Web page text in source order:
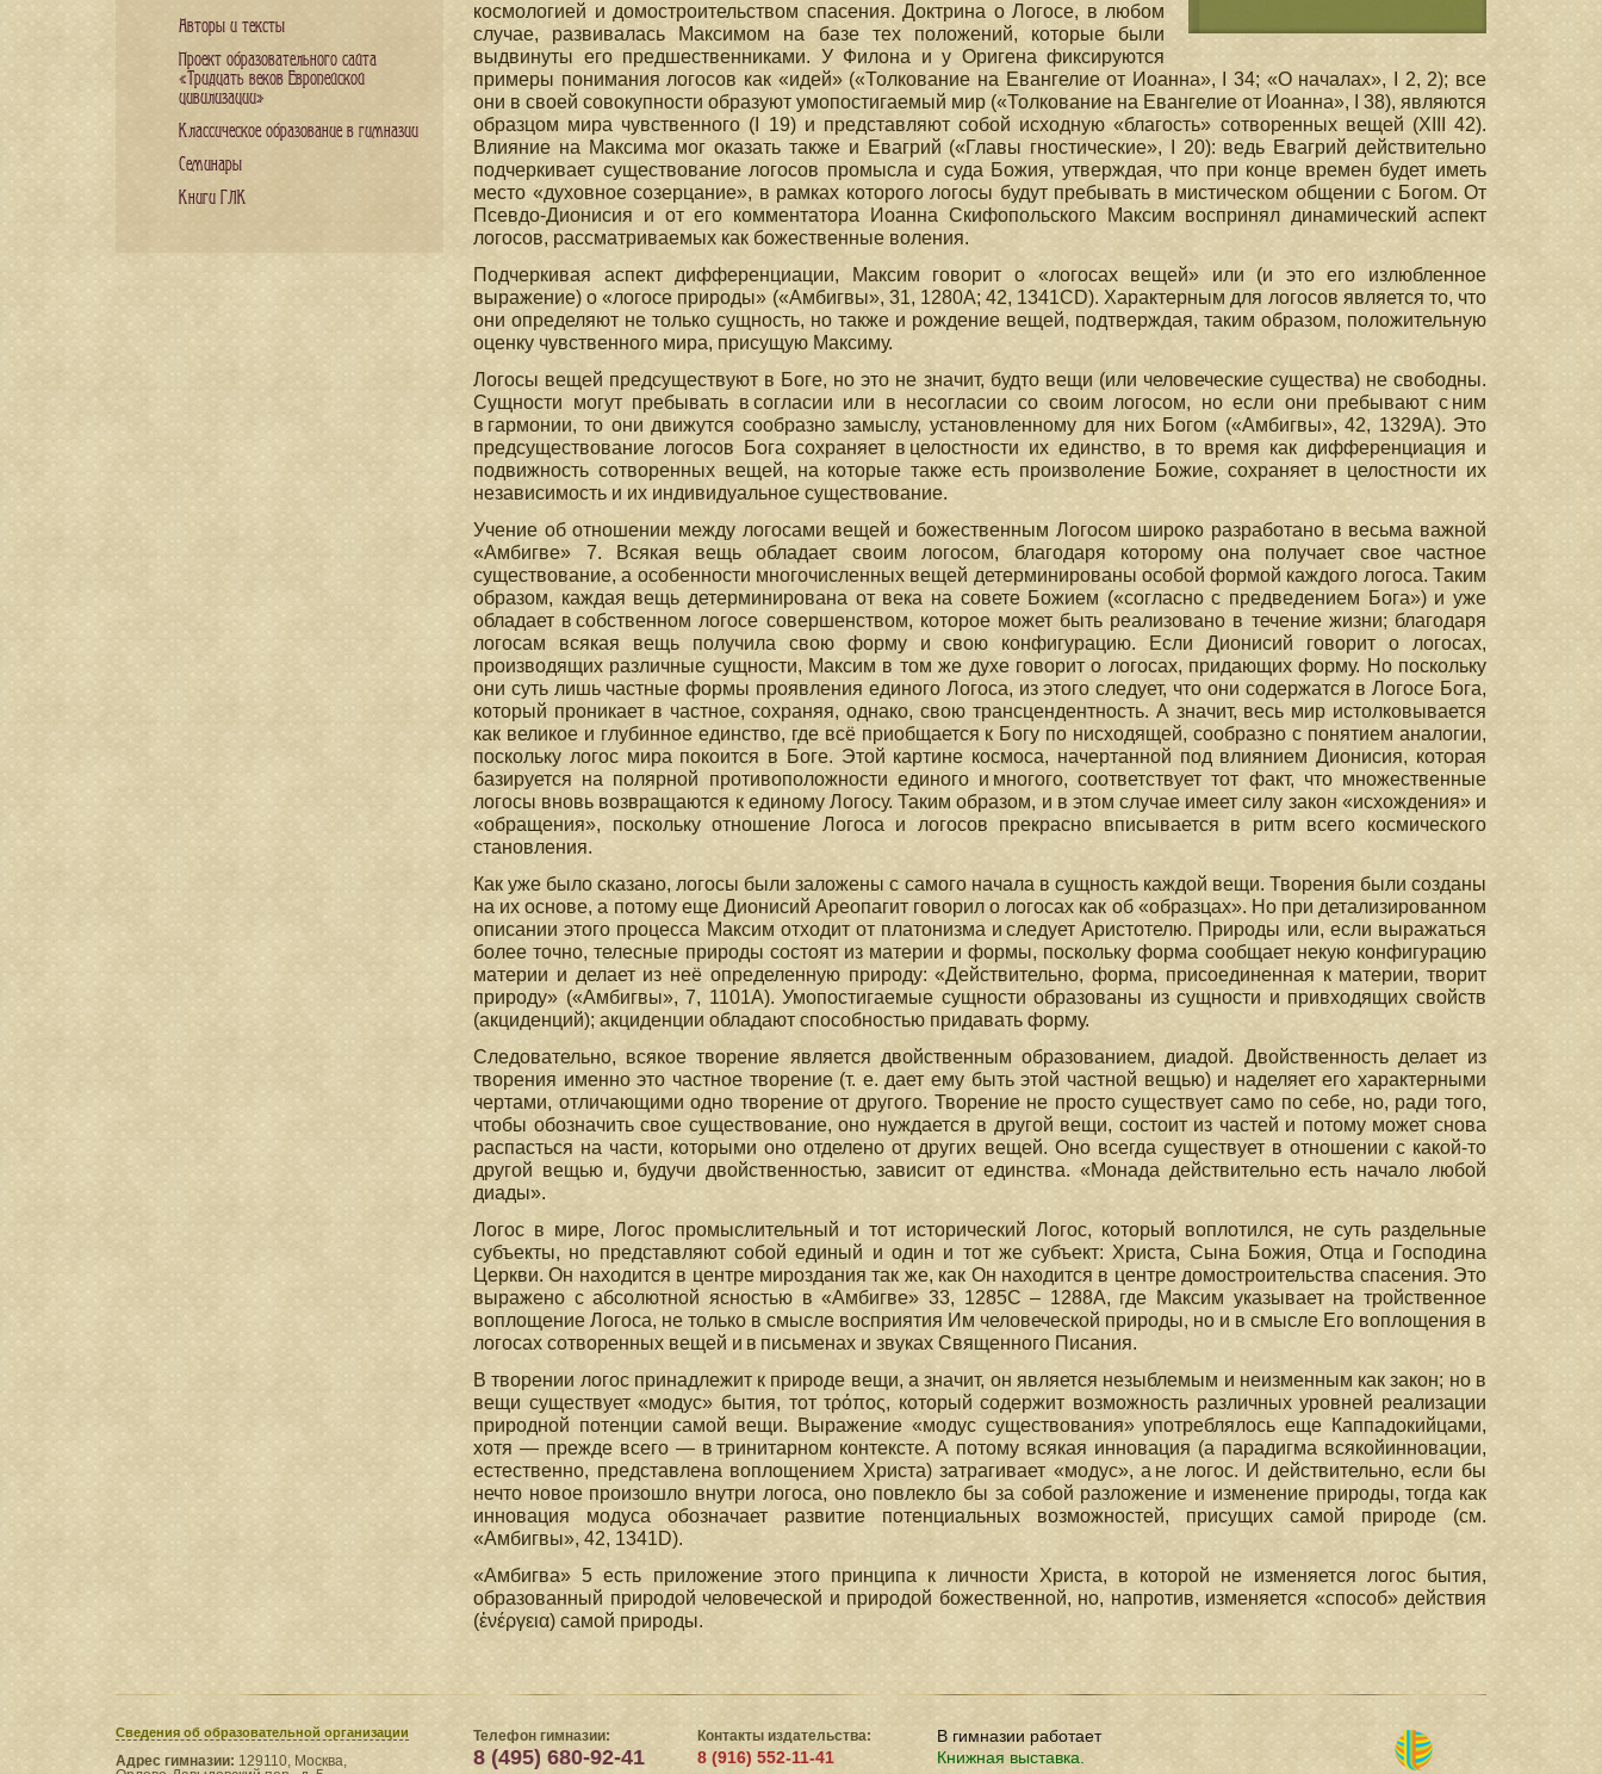
космологией и домостроительством спасения. Доктрина о Логосе, в любом
случае, развивалась Максимом на базе тех положений, которые были
выдвинуты его предшественниками. У Филона и у Оригена фиксируются
примеры понимания логосов как «идей» («Толкование на Евангелие от Иоанна», I 34; «О началах», I 2, 2); все
они в своей совокупности образуют умопостигаемый мир («Толкование на Евангелие от Иоанна», I 38), являются
образцом мира чувственного (I 19) и представляют собой исходную «благость» сотворенных вещей (XIII 42).
Влияние на Максима мог оказать также и Евагрий («Главы гностические», I 20): ведь Евагрий действительно
подчеркивает существование логосов промысла и суда Божия, утверждая, что при конце времен будет иметь
место «духовное созерцание», в рамках которого логосы будут пребывать в мистическом общении с Богом. От
Псевдо-Дионисия и от его комментатора Иоанна Скифопольского Максим воспринял динамический аспект
логосов, рассматриваемых как божественные воления.
Подчеркивая аспект дифференциации, Максим говорит о «логосах вещей» или (и это его излюбленное
выражение) о «логосе природы» («Амбигвы», 31, 1280А; 42, 1341СD). Характерным для логосов является то, что
они определяют не только сущность, но также и рождение вещей, подтверждая, таким образом, положительную
оценку чувственного мира, присущую Максиму.
Логосы вещей предсуществуют в Боге, но это не значит, будто вещи (или человеческие существа) не свободны.
Сущности могут пребывать в согласии или в несогласии со своим логосом, но если они пребывают с ним
в гармонии, то они движутся сообразно замыслу, установленному для них Богом («Амбигвы», 42, 1329А). Это
предсуществование логосов Бога сохраняет в целостности их единство, в то время как дифференциация и
подвижность сотворенных вещей, на которые также есть произволение Божие, сохраняет в целостности их
независимость и их индивидуальное существование.
Учение об отношении между логосами вещей и божественным Логосом широко разработано в весьма важной
«Амбигве» 7. Всякая вещь обладает своим логосом, благодаря которому она получает свое частное
существование, а особенности многочисленных вещей детерминированы особой формой каждого логоса. Таким
образом, каждая вещь детерминирована от века на совете Божием («согласно с предведением Бога») и уже
обладает в собственном логосе совершенством, которое может быть реализовано в течение жизни; благодаря
логосам всякая вещь получила свою форму и свою конфигурацию. Если Дионисий говорит о логосах,
производящих различные сущности, Максим в том же духе говорит о логосах, придающих форму. Но поскольку
они суть лишь частные формы проявления единого Логоса, из этого следует, что они содержатся в Логосе Бога,
который проникает в частное, сохраняя, однако, свою трансцендентность. А значит, весь мир истолковывается
как великое и глубинное единство, где всё приобщается к Богу по нисходящей, сообразно с понятием аналогии,
поскольку логос мира покоится в Боге. Этой картине космоса, начертанной под влиянием Дионисия, которая
базируется на полярной противоположности единого и многого, соответствует тот факт, что множественные
логосы вновь возвращаются к единому Логосу. Таким образом, и в этом случае имеет силу закон «исхождения» и
«обращения», поскольку отношение Логоса и логосов прекрасно вписывается в ритм всего космического
становления.
Как уже было сказано, логосы были заложены с самого начала в сущность каждой вещи. Творения были созданы
на их основе, а потому еще Дионисий Ареопагит говорил о логосах как об «образцах». Но при детализированном
описании этого процесса Максим отходит от платонизма и следует Аристотелю. Природы или, если выражаться
более точно, телесные природы состоят из материи и формы, поскольку форма сообщает некую конфигурацию
материи и делает из неё определенную природу: «Действительно, форма, присоединенная к материи, творит
природу» («Амбигвы», 7, 1101А). Умопостигаемые сущности образованы из сущности и привходящих свойств
(акциденций); акциденции обладают способностью придавать форму.
Следовательно, всякое творение является двойственным образованием, диадой. Двойственность делает из
творения именно это частное творение (т. е. дает ему быть этой частной вещью) и наделяет его характерными
чертами, отличающими одно творение от другого. Творение не просто существует само по себе, но, ради того,
чтобы обозначить свое существование, оно нуждается в другой вещи, состоит из частей и потому может снова
распасться на части, которыми оно отделено от других вещей. Оно всегда существует в отношении с какой-то
другой вещью и, будучи двойственностью, зависит от единства. «Монада действительно есть начало любой
диады».
Логос в мире, Логос промыслительный и тот исторический Логос, который воплотился, не суть раздельные
субъекты, но представляют собой единый и один и тот же субъект: Христа, Сына Божия, Отца и Господина
Церкви. Он находится в центре мироздания так же, как Он находится в центре домостроительства спасения. Это
выражено с абсолютной ясностью в «Амбигве» 33, 1285С – 1288А, где Максим указывает на тройственное
воплощение Логоса, не только в смысле восприятия Им человеческой природы, но и в смысле Его воплощения в
логосах сотворенных вещей и в письменах и звуках Священного Писания.
В творении логос принадлежит к природе вещи, а значит, он является незыблемым и неизменным как закон; но в
вещи существует «модус» бытия, тот τρόπος, который содержит возможность различных уровней реализации
природной потенции самой вещи. Выражение «модус существования» употреблялось еще Каппадокийцами,
хотя — прежде всего — в тринитарном контексте. А потому всякая инновация (а парадигма всякойинновации,
естественно, представлена воплощением Христа) затрагивает «модус», а не логос. И действительно, если бы
нечто новое произошло внутри логоса, оно повлекло бы за собой разложение и изменение природы, тогда как
инновация модуса обозначает развитие потенциальных возможностей, присущих самой природе (см.
«Амбигвы», 42, 1341D).
«Амбигва» 5 есть приложение этого принципа к личности Христа, в которой не изменяется логос бытия,
образованный природой человеческой и природой божественной, но, напротив, изменяется «способ» действия
(ἐνέργεια) самой природы.
Авторы и тексты
Проект образовательного сайта
«Тридцать веков Европейской
цивилизации»
Классическое образование в гимназии
Семинары
Книги ГЛК
Сведения​ об образовательной организации
Адрес гимназии: 129110, Москва,
Телефон гимназии:
8 (495) 680-92-41
Контакты издательства:
8 (916) 552-11-41
В гимназии работает
Книжная выставка.